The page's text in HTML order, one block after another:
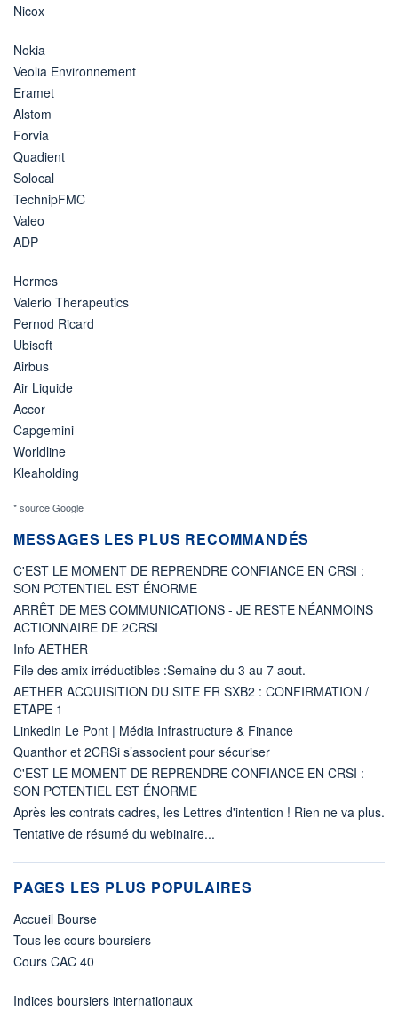
Nicox
Nokia
Veolia Environnement
Eramet
Alstom
Forvia
Quadient
Solocal
TechnipFMC
Valeo
ADP
Hermes
Valerio Therapeutics
Pernod Ricard
Ubisoft
Airbus
Air Liquide
Accor
Capgemini
Worldline
Kleaholding
* source Google
MESSAGES LES PLUS RECOMMANDÉS
C'EST LE MOMENT DE REPRENDRE CONFIANCE EN CRSI :
SON POTENTIEL EST ÉNORME
ARRÊT DE MES COMMUNICATIONS - JE RESTE NÉANMOINS
ACTIONNAIRE DE 2CRSI
Info AETHER
File des amix irréductibles :Semaine du 3 au 7 aout.
AETHER ACQUISITION DU SITE FR SXB2 : CONFIRMATION /
ETAPE 1
LinkedIn Le Pont | Média Infrastructure & Finance
Quanthor et 2CRSi s’associent pour sécuriser
C'EST LE MOMENT DE REPRENDRE CONFIANCE EN CRSI :
SON POTENTIEL EST ÉNORME
Après les contrats cadres, les Lettres d'intention ! Rien ne va plus.
Tentative de résumé du webinaire...
PAGES LES PLUS POPULAIRES
Accueil Bourse
Tous les cours boursiers
Cours CAC 40
Indices boursiers internationaux